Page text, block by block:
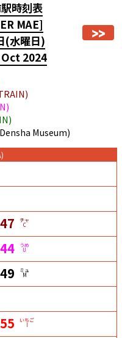
時刻表
MAE]
(水曜日)
2024
>>
Museum)
47 チャ
C
44 うめ
U
49 ミュ
M
55 いちご
I